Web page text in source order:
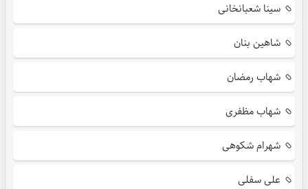
سینا شعبانخانی
شاهین بنان
شهاب رمضان
شهاب مظفری
شهرام شکوهی
علی سفلی